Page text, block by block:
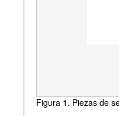
Figura 1. Piezas de